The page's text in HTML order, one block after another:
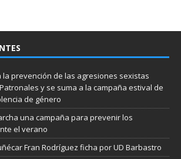
prevención de las agresiones sexistas
y se suma a la campaña estival de
de género
una campaña para prevenir los
el verano
Fran Rodríguez ficha por UD Barbastro